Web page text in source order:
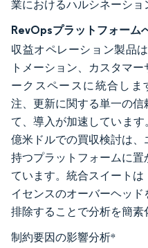
業におけるハルシネーショ
RevOpsプラットフォーム
収益オペレーション製品
トメーション、カスタマ
ークスペースに統合しま
注、更新に関する単一の
て、導入が加速しています
億米ドルでの買収検討は
持つプラットフォームに
ています。統合スイート
イセンスのオーバーヘッ
排除することで分析を簡素
制約要因の影響分析*